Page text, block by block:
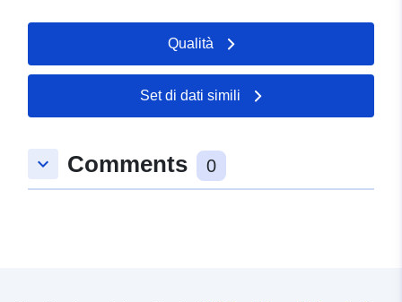
Qualità
Set di dati simili
keyboard_arrow_down Comments 0